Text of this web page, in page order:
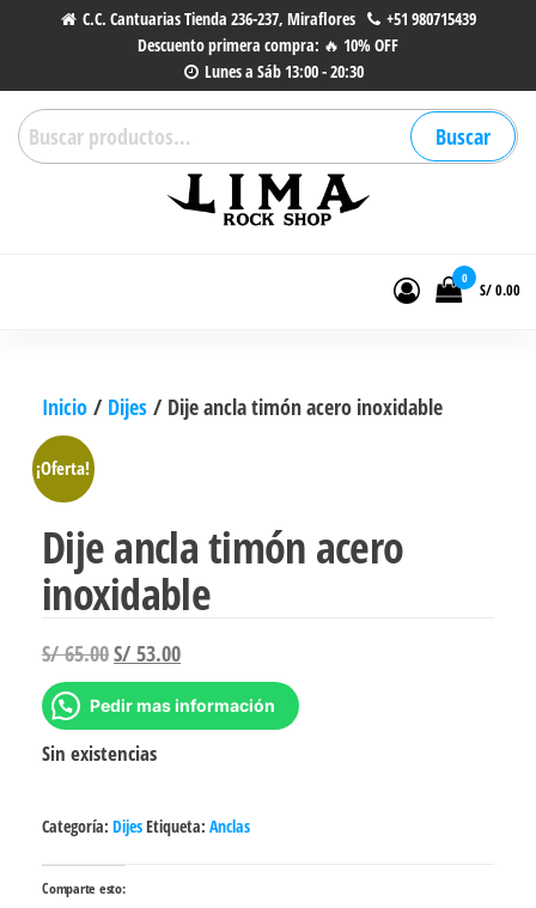
C.C. Cantuarias Tienda 236-237, Miraflores
+51 980715439
Descuento primera compra: 🔥 10% OFF
Lunes a Sáb 13:00 - 20:30
Buscar
por:
Buscar
Joyas de Acero | Tienda de
Música de Vinilos, CDs y más.
0
S/ 0.00
Inicio / Dijes / Dije ancla timón acero inoxidable
¡Oferta!
Dije ancla timón acero
inoxidable
S/65.00El
precio
original
era:
S/ 53.00El
precio
actual
Pedir mas información
Sin existencias
Categoría: DijesEtiqueta: Anclas
Comparte esto: